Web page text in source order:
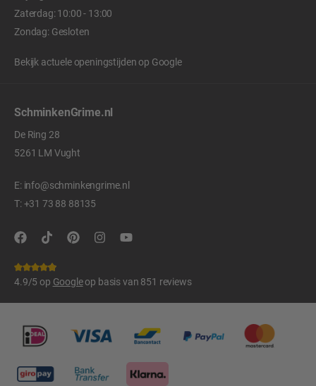
Zaterdag: 10:00 - 13:00
Zondag: Gesloten
Bekijk actuele openingstijden op Google
SchminkenGrime.nl
De Ring 28
5261 LM Vught
E: info@schminkengrime.nl
T:+31 73 88 88135
4.9/5 op Googleop basis van 851 reviews